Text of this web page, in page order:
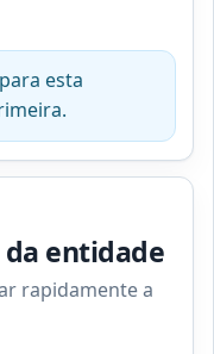
esta
entidade
rapidamente a